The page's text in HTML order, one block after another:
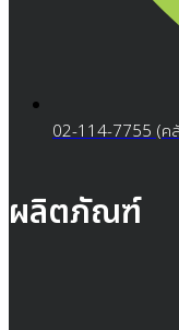
02-114-7755 (คลั
ผลิตภัณฑ์